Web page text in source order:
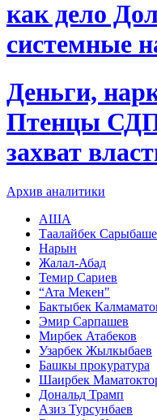
как дело
системные
Деньги,
Птенцы
захват
Архив аналитики
АША
Таалайбек
Нарын
Жалал-Абад
Темир Сариев
“Ата Мекен"
Бактыбек
Эмир Сарпашев
Мирбек Атабеков
Узарбек Жылкыбаев
Башкы прокуратура
Шаирбек
Дональд Трамп
Азиз Турсунбаев